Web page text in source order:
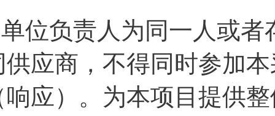
位负责人为同一人或
供应商，不得同时参加
响应）。为本项目提供